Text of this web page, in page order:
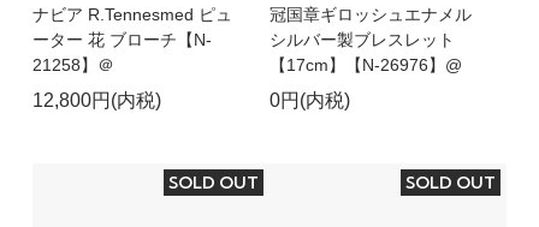
ナビア R.Tennesmed ピュ
ーター 花 ブローチ【N-
21258】＠
12,800円(内税)
冠国章ギロッシュエナメル
シルバー製ブレスレット
【17cm】【N-26976】@
0円(内税)
SOLD OUT SOLD OUT